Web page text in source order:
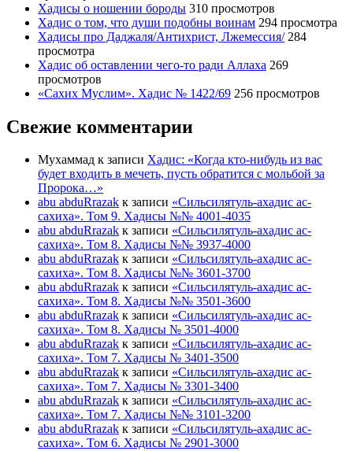
Хадисы о ношении бороды 310 просмотров
Хадис о том, что души подобны воинам 294 просмотра
Хадисы про Даджаля/Антихрист, Лжемессия/ 284
просмотра
Хадис об оставлении чего-то ради Аллаха 269
просмотров
«Сахих Муслим». Хадис № 1422/69 256 просмотров
Свежие комментарии
Мухаммад к записи Хадис: «Когда кто-нибудь из вас
будет входить в мечеть, пусть обратится с мольбой за
Пророка…»
abu abduRrazak к записи «Сильсилятуль-ахадис ас-
сахиха». Том 9. Хадисы №№ 4001-4035
abu abduRrazak к записи «Сильсилятуль-ахадис ас-
сахиха». Том 8. Хадисы №№ 3937-4000
abu abduRrazak к записи «Сильсилятуль-ахадис ас-
сахиха». Том 8. Хадисы №№ 3601-3700
abu abduRrazak к записи «Сильсилятуль-ахадис ас-
сахиха». Том 8. Хадисы №№ 3501-3600
abu abduRrazak к записи «Сильсилятуль-ахадис ас-
сахиха». Том 8. Хадисы № 3501-4000
abu abduRrazak к записи «Сильсилятуль-ахадис ас-
сахиха». Том 7. Хадисы № 3401-3500
abu abduRrazak к записи «Сильсилятуль-ахадис ас-
сахиха». Том 7. Хадисы № 3301-3400
abu abduRrazak к записи «Сильсилятуль-ахадис ас-
сахиха». Том 7. Хадисы №№ 3101-3200
abu abduRrazak к записи «Сильсилятуль-ахадис ас-
сахиха». Том 6. Хадисы № 2901-3000